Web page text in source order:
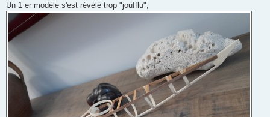
Un 1 er modéle s'est révélé trop "joufflu",